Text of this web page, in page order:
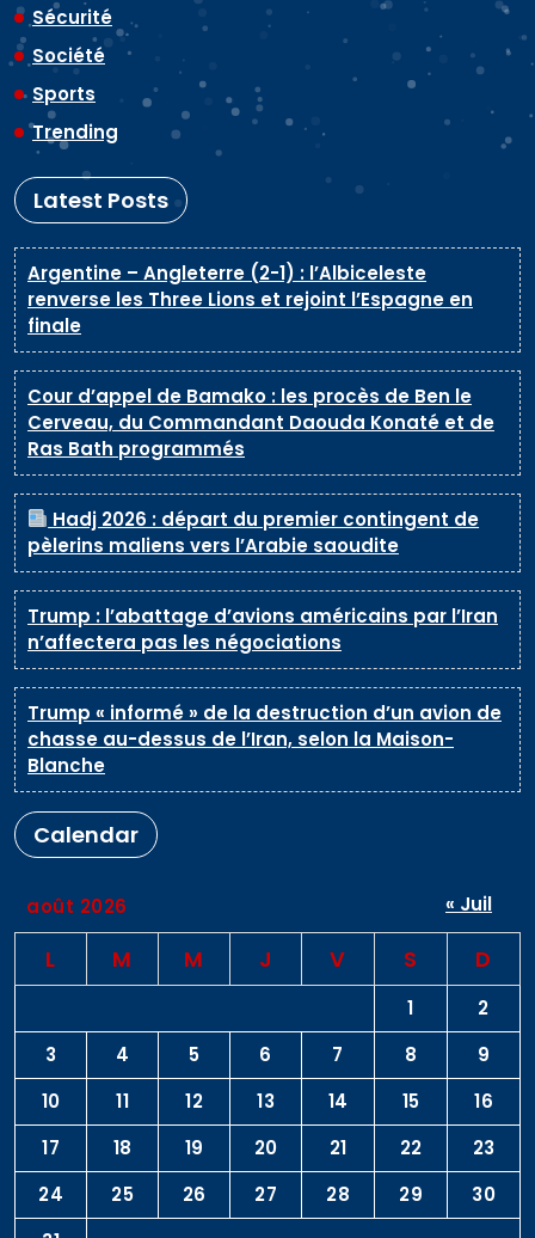
Sécurité
Société
Sports
Trending
Latest Posts
Argentine – Angleterre (2-1) : l’Albiceleste
renverse les Three Lions et rejoint l’Espagne en
finale
Cour d’appel de Bamako : les procès de Ben le
Cerveau, du Commandant Daouda Konaté et de
Ras Bath programmés
Hadj 2026 : départ du premier contingent de
pèlerins maliens vers l’Arabie saoudite
Trump : l’abattage d’avions américains par l’Iran
n’affectera pas les négociations
Trump « informé » de la destruction d’un avion de
chasse au-dessus de l’Iran, selon la Maison-
Blanche
Calendar
août 2026
L M M J V S D
1
2
3
4 5 6 7 8
9
10
11 12 13 14 15
16
17
18 19 20 21 22
23
24
25 26 27 28 29
30
« Juil